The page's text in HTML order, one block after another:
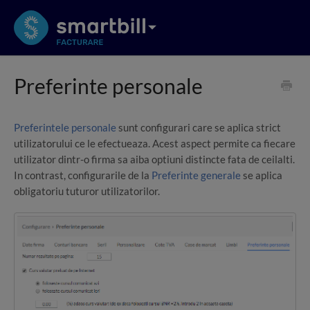
Preferinte personale
Preferintele personale sunt configurari care se aplica strict
utilizatorului ce le efectueaza. Acest aspect permite ca fiecare
utilizator dintr-o firma sa aiba optiuni distincte fata de ceilalti.
In contrast, configurarile de la Preferinte generale se aplica
obligatoriu tuturor utilizatorilor.